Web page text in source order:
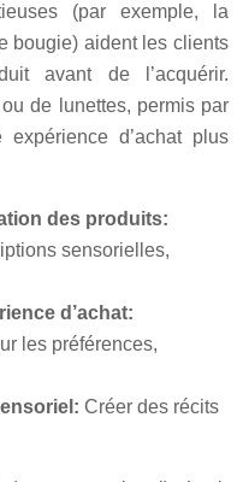
(par exemple, la
bougie) aident les clients
avant de l’acquérir.
de lunettes, permis par
d’achat plus
des produits:
sensorielles,
d’achat:
les préférences,
Créer des récits